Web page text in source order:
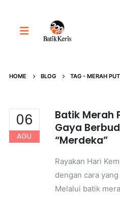
HOME BLOG TAG - MERAH
06
AGU
Batik Merah
Gaya
“Merdeka”
Rayakan Hari
dengan cara
Melalui batik